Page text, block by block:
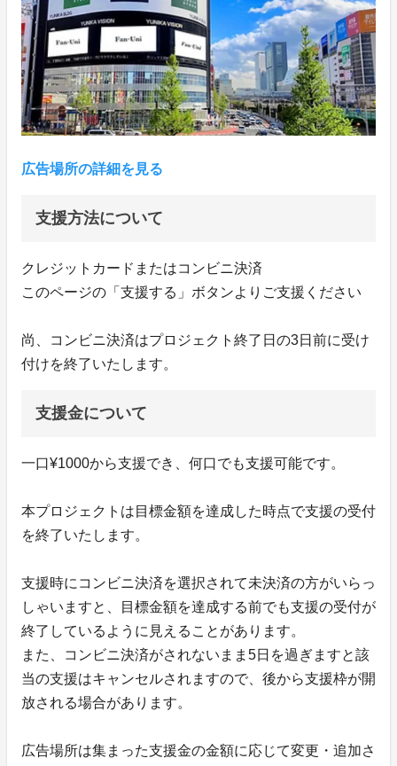
広告場所の詳細を見る
支援方法について
クレジットカードまたはコンビニ決済
このページの「支援する」ボタンよりご支援ください
尚、コンビニ決済はプロジェクト終了日の3日前に受け
付けを終了いたします。
支援金について
一口¥1000から支援でき、何口でも支援可能です。
本プロジェクトは目標金額を達成した時点で支援の受付
を終了いたします。
支援時にコンビニ決済を選択されて未決済の方がいらっ
しゃいますと、目標金額を達成する前でも支援の受付が
終了しているように見えることがあります。
また、コンビニ決済がされないまま5日を過ぎますと該
当の支援はキャンセルされますので、後から支援枠が開
放される場合があります。
広告場所は集まった支援金の金額に応じて変更・追加さ